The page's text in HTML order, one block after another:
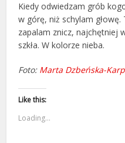
Kiedy odwiedzam grób
w górę, niż schylam
zapalam znicz, najchętniej
szkła. W kolorze nieba.
Foto: Marta Dzbeńska-
Like this:
Loading...